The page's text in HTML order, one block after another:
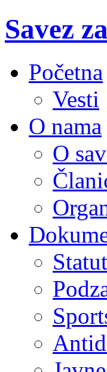
Savez
Početna
Vesti
O nama
O
Statut